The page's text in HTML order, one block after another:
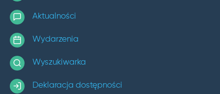
Aktualności
Wydarzenia
Wyszukiwarka
Deklaracja dostępności